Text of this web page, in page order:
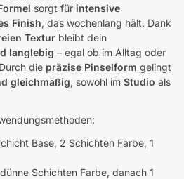
sorgt für intensive
Finish, das wochenlang hält. Dank
Textur bleibt dein
langlebig – egal ob im Alltag oder
die präzise Pinselform gelingt
gleichmäßig, sowohl im Studio als
Base, 2 Schichten Farbe, 1
Schichten Farbe, danach 1